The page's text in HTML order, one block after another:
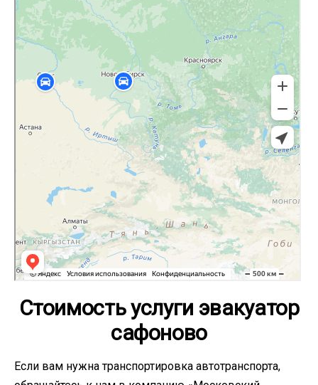
Стоимость услуги эвакуатор
сафоново
Если вам нужна транспортировка автотранспорта,